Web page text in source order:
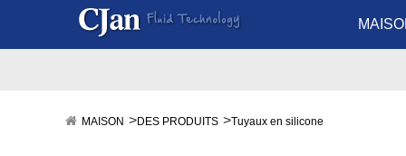
MAISON DES PRODUITS Tuyaux en silicone